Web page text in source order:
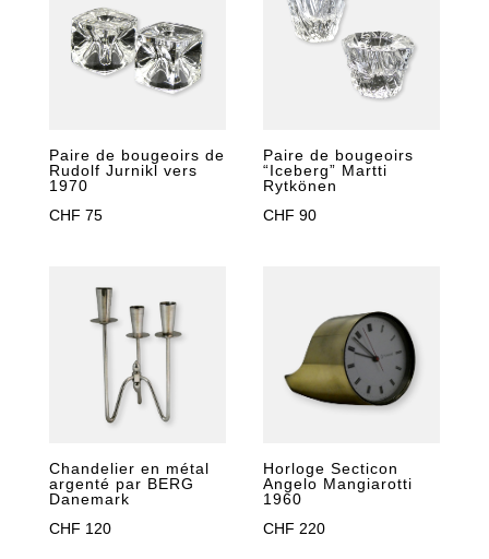
Paire de bougeoirs de
Rudolf Jurnikl vers
1970
CHF 75
Paire de bougeoirs
“Iceberg” Martti
Rytkönen
CHF 90
Chandelier en métal
argenté par BERG
Danemark
CHF 120
Horloge Secticon
Angelo Mangiarotti
1960
CHF 220